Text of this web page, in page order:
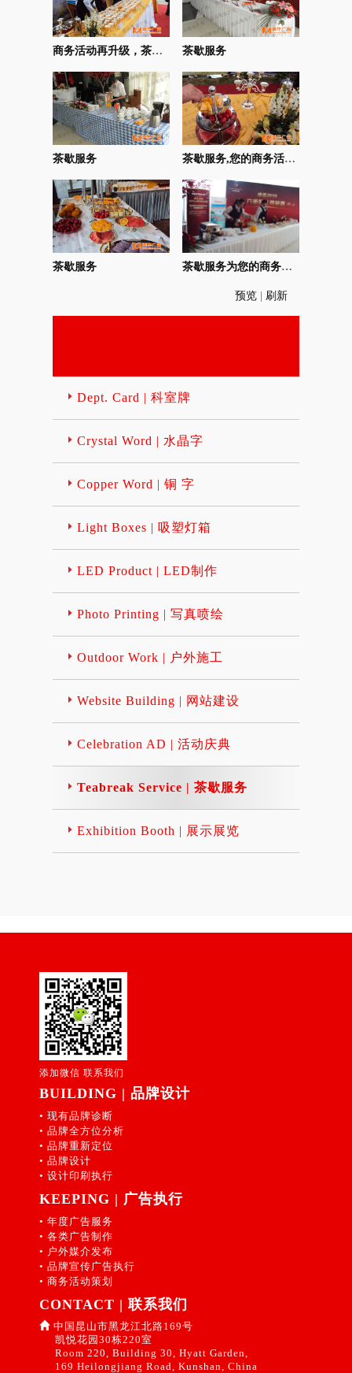
商务活动再升级，茶歇不可少！ 茶歇服务
茶歇服务 茶歇服务,您的商务活动变得更加精彩！
茶歇服务 茶歇服务为您的商务活动添彩！
预览 | 刷新
Dept. Card | 科室牌
Crystal Word | 水晶字
Copper Word | 铜 字
Light Boxes | 吸塑灯箱
LED Product | LED制作
Photo Printing | 写真喷绘
Outdoor Work | 户外施工
Website Building | 网站建设
Celebration AD | 活动庆典
Teabreak Service | 茶歇服务
Exhibition Booth | 展示展览
添加微信 联系我们
BUILDING | 品牌设计
• 现有品牌诊断
• 品牌全方位分析
• 品牌重新定位
• 品牌设计
• 设计印刷执行
KEEPING | 广告执行
• 年度广告服务
• 各类广告制作
• 户外媒介发布
• 品牌宣传广告执行
• 商务活动策划
CONTACT | 联系我们
中国昆山市黑龙江北路169号
凯悦花园30栋220室
Room 220, Building 30, Hyatt Garden,
169 Heilongjiang Road, Kunshan, China